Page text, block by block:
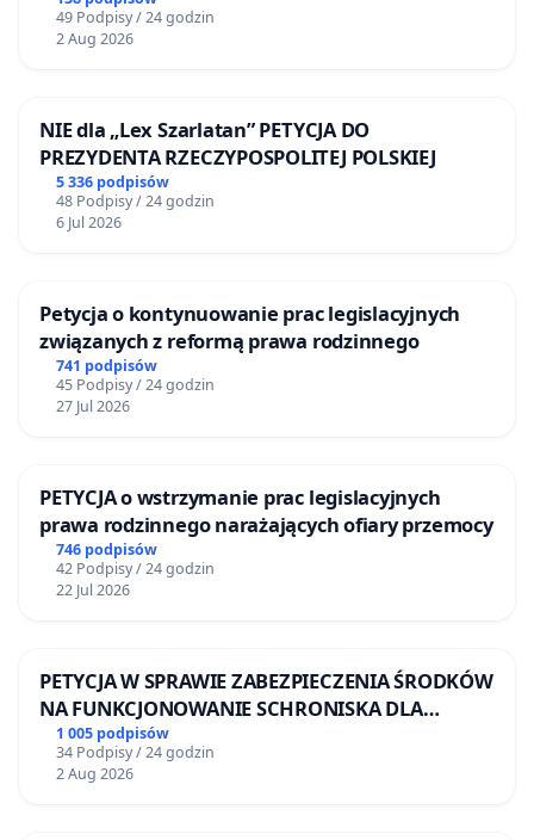
49 Podpisy / 24 godzin
2 Aug 2026
NIE dla „Lex Szarlatan” PETYCJA DO
PREZYDENTA RZECZYPOSPOLITEJ POLSKIEJ
5 336 podpisów
48 Podpisy / 24 godzin
6 Jul 2026
Petycja o kontynuowanie prac legislacyjnych
związanych z reformą prawa rodzinnego
741 podpisów
45 Podpisy / 24 godzin
27 Jul 2026
PETYCJA o wstrzymanie prac legislacyjnych
prawa rodzinnego narażających ofiary przemocy
746 podpisów
42 Podpisy / 24 godzin
22 Jul 2026
PETYCJA W SPRAWIE ZABEZPIECZENIA ŚRODKÓW
NA FUNKCJONOWANIE SCHRONISKA DLA
BEZDOMNYCH ZWIERZĄT W SKARYSZEWIE
1 005 podpisów
34 Podpisy / 24 godzin
2 Aug 2026